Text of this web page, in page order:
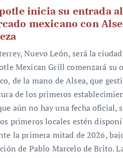
inicia su entrada al
mexicano con
Nuevo León, será la
Mexican Grill comenzará su
de la mano de Alsea, que
de los primeros
aún no hay una fecha oficial,
primeros locales estén
la primera mitad de 2026,
de Pablo Marcelo de Brito.